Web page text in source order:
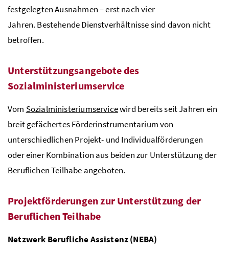
festgelegten Ausnahmen – erst nach vier
Jahren. Bestehende Dienstverhältnisse sind davon nicht
betroffen.
Unterstützungsangebote des
Sozialministeriumservice
Vom Sozialministeriumservicewird bereits seit Jahren ein
breit gefächertes Förderinstrumentarium von
unterschiedlichen Projekt- und Individualförderungen
oder einer Kombination aus beiden zur Unterstützung der
Beruflichen Teilhabe angeboten.
Projektförderungen zur Unterstützung der
Beruflichen Teilhabe
Netzwerk Berufliche Assistenz (NEBA)